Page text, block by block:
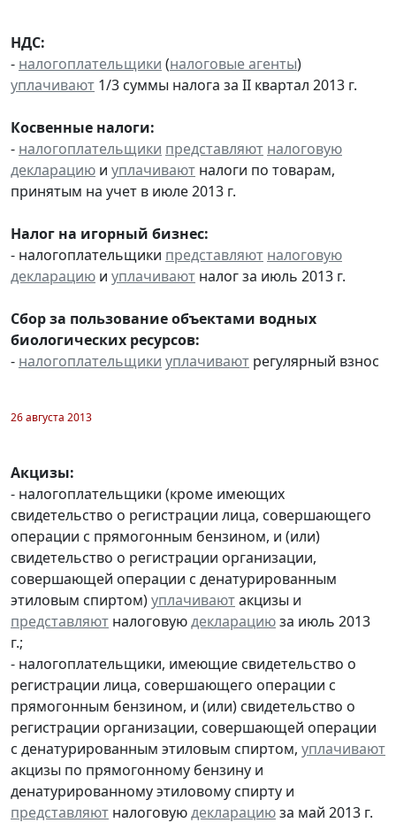
НДС:
- налогоплательщики (налоговые агенты)
уплачивают 1/3 суммы налога за II квартал 2013 г.
Косвенные налоги:
- налогоплательщики представляют налоговую
декларацию и уплачивают налоги по товарам,
принятым на учет в июле 2013 г.
Налог на игорный бизнес:
- налогоплательщики представляют налоговую
декларацию и уплачивают налог за июль 2013 г.
Сбор за пользование объектами водных
биологических ресурсов:
- налогоплательщики уплачивают регулярный взнос
26 августа 2013
Акцизы:
- налогоплательщики (кроме имеющих
свидетельство о регистрации лица, совершающего
операции с прямогонным бензином, и (или)
свидетельство о регистрации организации,
совершающей операции с денатурированным
этиловым спиртом)уплачиваютакцизы и
представляют налоговуюдекларациюза июль 2013
г.;
- налогоплательщики, имеющие свидетельство о
регистрации лица, совершающего операции с
прямогонным бензином, и (или) свидетельство о
регистрации организации, совершающей операции
с денатурированным этиловым спиртом, уплачивают
акцизы по прямогонному бензину и
денатурированному этиловому спирту и
представляют налоговуюдекларациюза май 2013 г.